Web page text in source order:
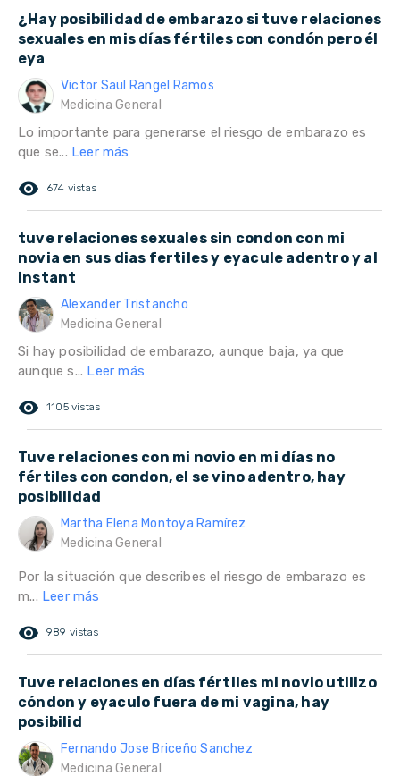
¿Hay posibilidad de embarazo si tuve relaciones
sexuales en mis días fértiles con condón pero él
eya
Victor Saul Rangel Ramos
Medicina General
Lo importante para generarse el riesgo de embarazo es
que se... Leer más
remove_red_eye 674 vistas
tuve relaciones sexuales sin condon con mi
novia en sus dias fertiles y eyacule adentro y al
instant
Alexander Tristancho
Medicina General
Si hay posibilidad de embarazo, aunque baja, ya que
aunque s... Leer más
remove_red_eye 1105 vistas
Tuve relaciones con mi novio en mi días no
fértiles con condon, el se vino adentro, hay
posibilidad
Martha Elena Montoya Ramírez
Medicina General
Por la situación que describes el riesgo de embarazo es
m... Leer más
remove_red_eye 989 vistas
Tuve relaciones en días fértiles mi novio utilizo
cóndon y eyaculo fuera de mi vagina, hay
posibilid
Fernando Jose Briceño Sanchez
Medicina General